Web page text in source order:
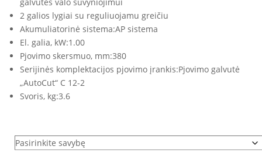
2 galios lygiai su reguliuojamu greičiu
Akumuliatorinė sistema:AP sistema
El. galia, kW:1.00
Pjovimo skersmuo, mm:380
Serijinės komplektacijos pjovimo įrankis:Pjovimo galvutė
„AutoCut“ C 12-2
Svoris, kg:3.6